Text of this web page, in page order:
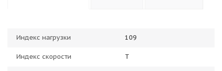
Индекс нагрузки 109
Индекс скорости T